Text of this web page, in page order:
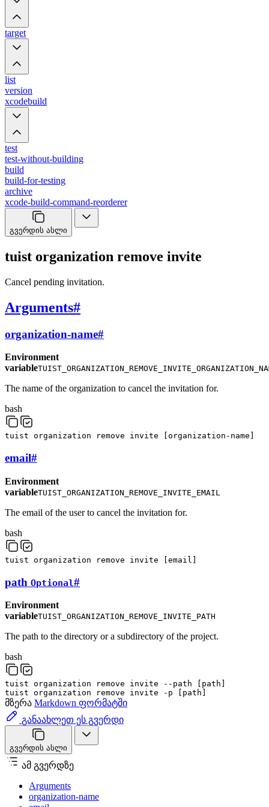
target
list
version
xcodebuild
test
test-without-building
build
build-for-testing
archive
xcode-build-command-reorderer
გვერდის ასლი
tuist organization remove invite
Cancel pending invitation.
Arguments#
organization-name#
Environment
variable
The name of the organization to cancel the invitation for.
bash
tuist organization remove invite organization-name
email#
Environment
variableTUIST_ORGANIZATION_REMOVE_INVITE_EMAIL
The email of the user to cancel the invitation for.
bash
tuist organization remove invite email
path Optional#
Environment
variableTUIST_ORGANIZATION_REMOVE_INVITE_PATH
The path to the directory or a subdirectory of the project.
bash
tuist organization remove invite --path path
tuist organization remove invite -p path
მზერა Markdown ფორმატში
განაახლეთ ეს გვერდი
გვერდის ასლი
ამ გვერდზე
Arguments
organization-name